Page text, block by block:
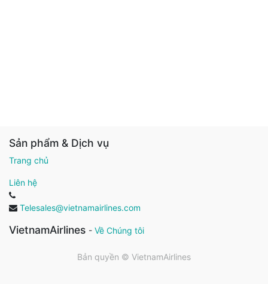
Sản phẩm & Dịch vụ
Trang chủ
Liên hệ
Telesales@vietnamairlines.com
VietnamAirlines - Về Chúng tôi
Bản quyền © VietnamAirlines